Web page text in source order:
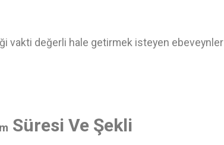
vakti değerli hale getirmek isteyen ebeveynler
Süresi Ve Şekli